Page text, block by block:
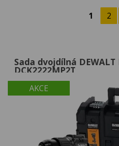
1 2
AKCE
Sada dvojdílná
DCK2222MP2T